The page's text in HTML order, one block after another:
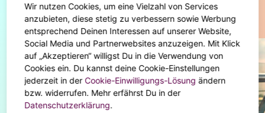
Diese Artikel könnten dir auch gefallen
Wir nutzen Cookies, um eine Vielzahl von Services
anzubieten, diese stetig zu verbessern sowie Werbung
entsprechend Deinen Interessen auf unserer Website,
Social Media und Partnerwebsites anzuzeigen. Mit Klick
auf „Akzeptieren“ willigst Du in die Verwendung von
Cookies ein. Du kannst deine Cookie-Einstellungen
jederzeit in der Cookie-Einwilligungs-Lösung ändern
bzw. widerrufen. Mehr erfährst Du in der
Datenschutzerklärung.